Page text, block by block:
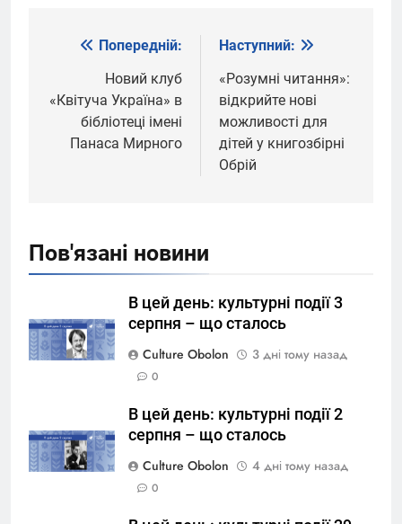
Навігація
записів
Попередній:
Новий клуб
«Квітуча Україна» в
бібліотеці імені
Панаса Мирного
Наступний:
«Розумні читання»:
відкрийте нові
можливості для
дітей у книгозбірні
Обрій
Пов'язані новини
В цей день: культурні події 3
серпня – що сталось
Culture Obolon
3 дні тому назад
0
В цей день: культурні події 2
серпня – що сталось
Culture Obolon
4 дні тому назад
0